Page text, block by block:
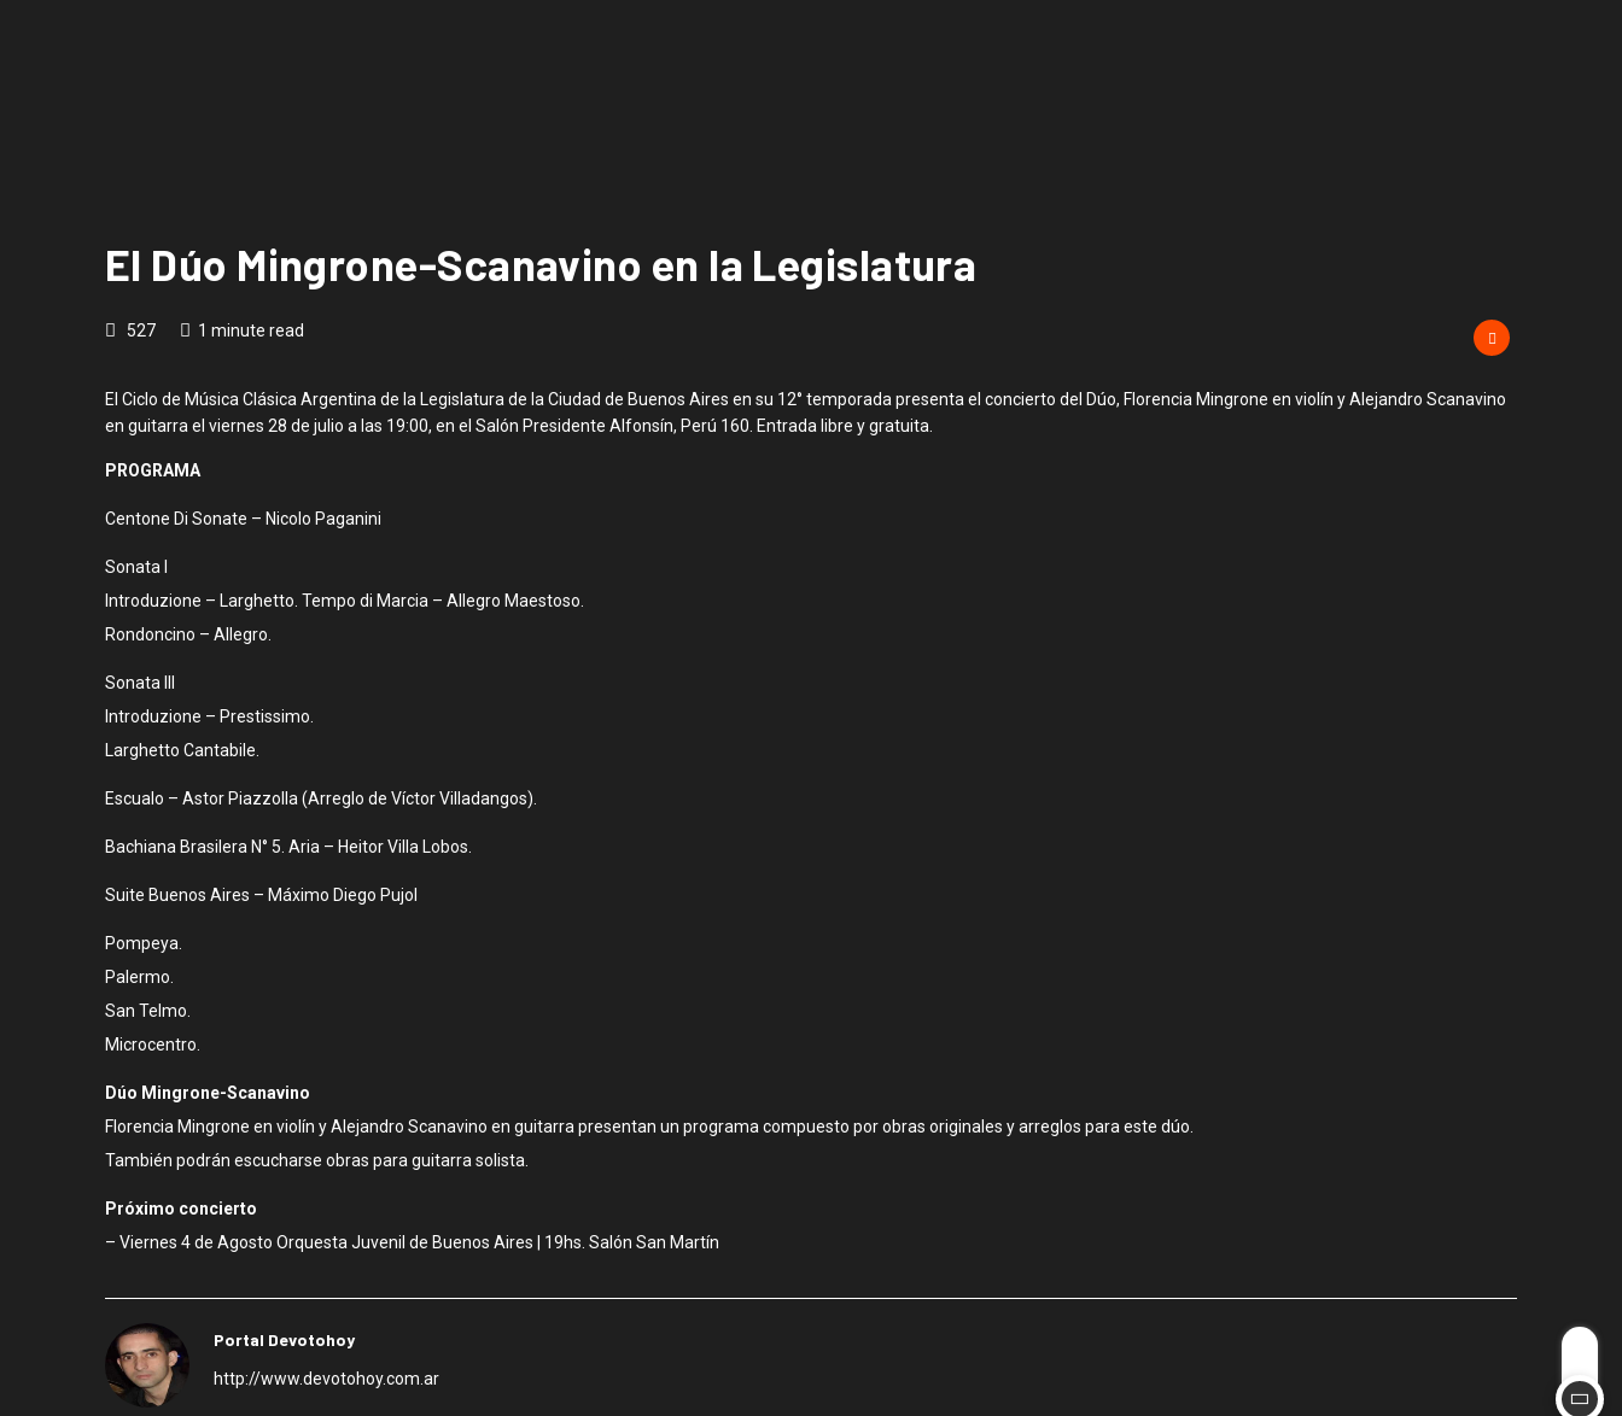
El Dúo Mingrone-Scanavino en la Legislatura
527 1 minute read
El Ciclo de Música Clásica Argentina de la Legislatura de la Ciudad de Buenos Aires en su 12° temporada presenta el concierto del Dúo, Florencia Mingrone en violín y Alejandro Scanavino
en guitarra el viernes 28 de julio a las 19:00, en el Salón Presidente Alfonsín, Perú 160. Entrada libre y gratuita.
PROGRAMA
Centone Di Sonate – Nicolo Paganini
Sonata I
Introduzione – Larghetto. Tempo di Marcia – Allegro Maestoso.
Rondoncino – Allegro.
Sonata III
Introduzione – Prestissimo.
Larghetto Cantabile.
Escualo – Astor Piazzolla (Arreglo de Víctor Villadangos).
Bachiana Brasilera N° 5. Aria – Heitor Villa Lobos.
Suite Buenos Aires – Máximo Diego Pujol
Pompeya.
Palermo.
San Telmo.
Microcentro.
Dúo Mingrone-Scanavino
Florencia Mingrone en violín y Alejandro Scanavino en guitarra presentan un programa compuesto por obras originales y arreglos para este dúo.
También podrán escucharse obras para guitarra solista.
Próximo concierto
– Viernes 4 de Agosto Orquesta Juvenil de Buenos Aires | 19hs. Salón San Martín
Portal Devotohoy
http://www.devotohoy.com.ar